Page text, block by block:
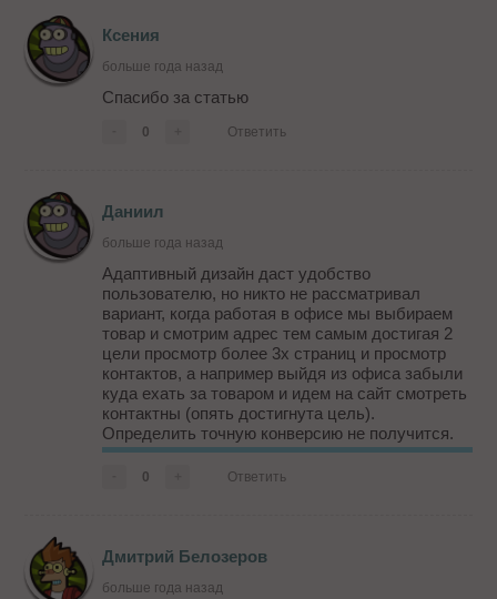
Ксения
больше года назад
Спасибо за статью
0 Ответить
Даниил
больше года назад
Адаптивный дизайн даст удобство
пользователю, но никто не рассматривал
вариант, когда работая в офисе мы выбираем
товар и смотрим адрес тем самым достигая 2
цели просмотр более 3х страниц и просмотр
контактов, а например выйдя из офиса забыли
куда ехать за товаром и идем на сайт смотреть
контактны (опять достигнута цель).
Определить точную конверсию не получится.
Приблизительные расчеты можно будет вести
только при правильной настройке составных
0 Ответить
Дмитрий Белозеров
больше года назад